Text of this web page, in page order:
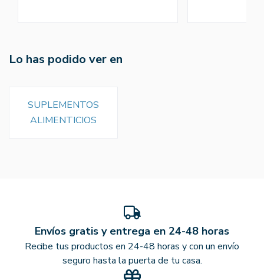
Lo has podido ver en
SUPLEMENTOS
ALIMENTICIOS
Envíos gratis y entrega en 24-48 horas
Recibe tus productos en 24-48 horas y con un envío
seguro hasta la puerta de tu casa.